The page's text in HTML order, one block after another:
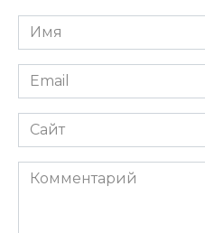
Имя
*
Email
*
Сайт
Комментарий